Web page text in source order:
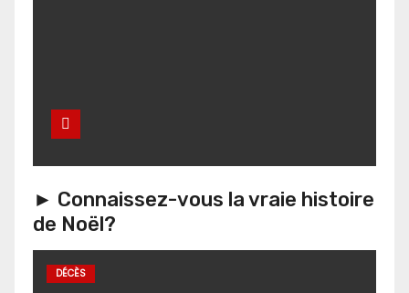
► Connaissez-vous la vraie histoire
de Noël?
DÉCÈS